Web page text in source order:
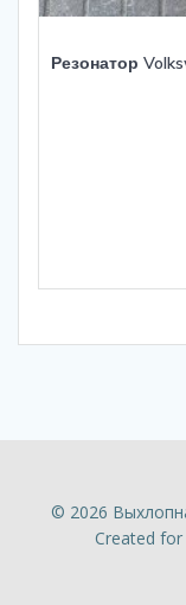
Резонатор
© 2026
Created